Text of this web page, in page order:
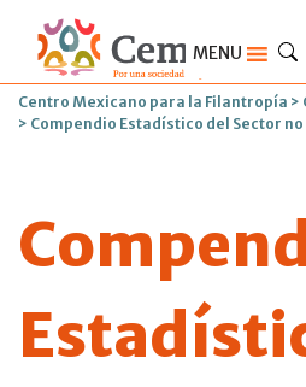
MENU
Centro Mexicano para la Filantropía >
> Compendio Estadístico del Sector